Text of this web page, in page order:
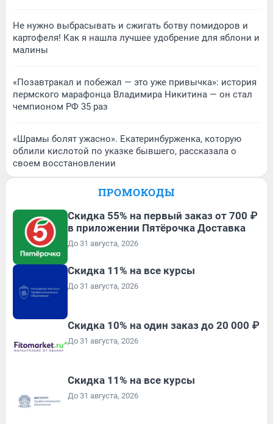
Не нужно выбрасывать и сжигать ботву помидоров и
картофеля! Как я нашла лучшее удобрение для яблони и
малины
«Позавтракал и побежал — это уже привычка»: история
пермского марафонца Владимира Никитина — он стал
чемпионом РФ 35 раз
«Шрамы болят ужасно». Екатеринбурженка, которую
облили кислотой по указке бывшего, рассказала о
своем восстановлении
ПРОМОКОДЫ
Скидка 55% на первый заказ от 700 ₽
в приложении Пятёрочка Доставка
До 31 августа, 2026
Скидка 11% на все курсы
До 31 августа, 2026
Скидка 10% на один заказ до 20 000 ₽
До 31 августа, 2026
Скидка 11% на все курсы
До 31 августа, 2026